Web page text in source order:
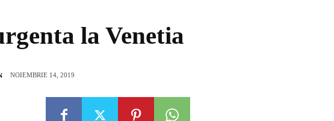
la Venetia
NOIEMBRIE 14, 2019